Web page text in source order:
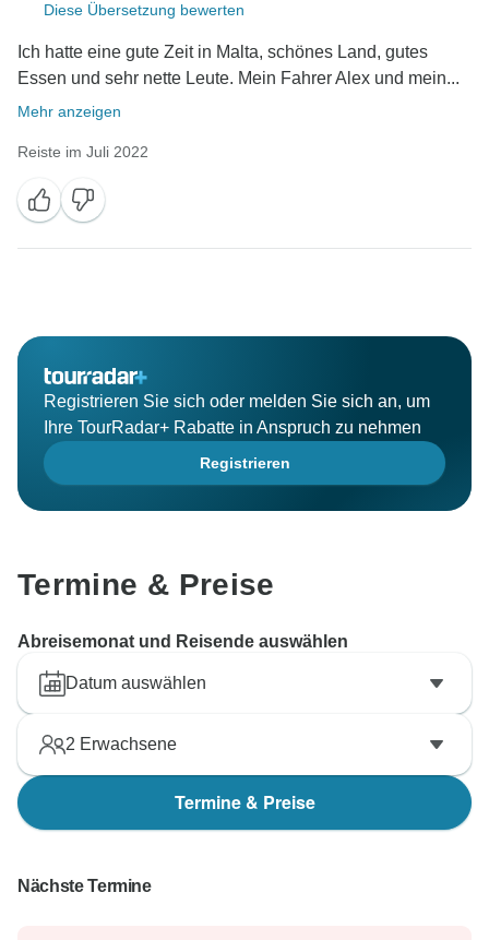
Diese Übersetzung bewerten
Ich hatte eine gute Zeit in Malta, schönes Land, gutes
Essen und sehr nette Leute. Mein Fahrer Alex und mein...
Mehr anzeigen
Reiste im Juli 2022
Registrieren Sie sich oder melden Sie sich an, um
Ihre TourRadar+ Rabatte in Anspruch zu nehmen
Registrieren
Termine & Preise
Abreisemonat und Reisende auswählen
Datum auswählen
2 Erwachsene
Termine & Preise
Nächste Termine